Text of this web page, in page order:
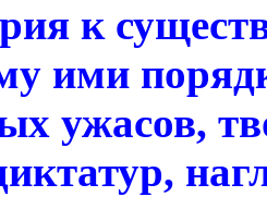
к
ими
ужасов,